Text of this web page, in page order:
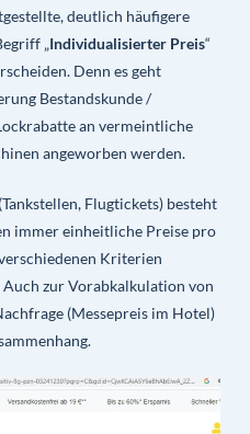
deutlich häufigere
„Individualisierter Preis“
Denn es geht
Bestandskunde /
an vermeintliche
angeworben werden.
(Tankstellen, Flugtickets) besteht
immer einheitliche Preise pro
Kriterien
Auch zur Vorabkalkulation von
(Messepreis im Hotel)